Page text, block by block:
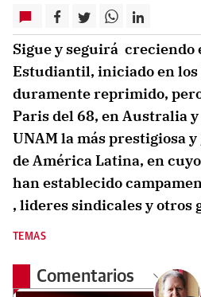
Sigue y seguirá creciendo
Estudiantil, iniciado en los
duramente reprimido,
Paris del 68, en Australia
UNAM la más prestigiosa
de América Latina, en
han establecido
, lideres sindicales y otros
TEMAS
Comentarios